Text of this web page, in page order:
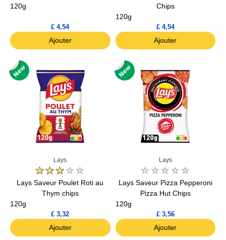
120g
£ 4,54
Ajouter
Chips
120g
£ 4,54
Ajouter
Lays
Lays Saveur Poulet Roti au
Thym chips
120g
£ 3,32
Ajouter
Lays
Lays Saveur Pizza Pepperoni
Pizza Hut Chips
120g
£ 3,56
Ajouter